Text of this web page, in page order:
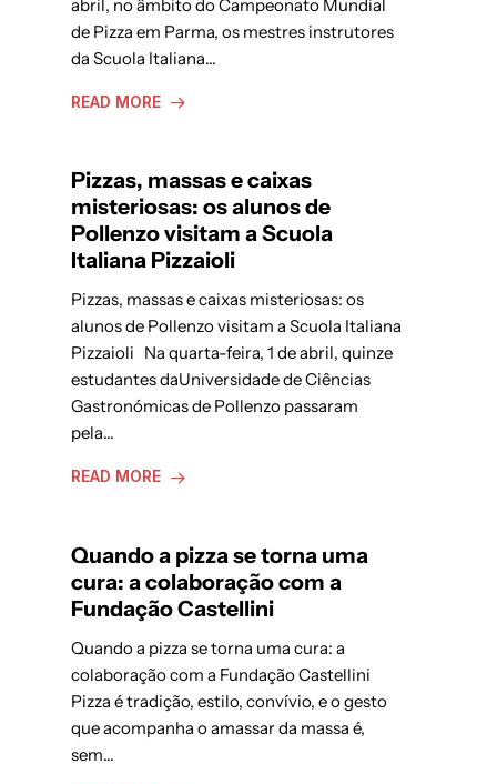
abril, no âmbito do Campeonato Mundial
de Pizza em Parma, os mestres instrutores
da Scuola Italiana…
READ MORE
Pizzas, massas e caixas
misteriosas: os alunos de
Pollenzo visitam a Scuola
Italiana Pizzaioli
Pizzas, massas e caixas misteriosas: os
alunos de Pollenzo visitam a Scuola Italiana
Pizzaioli Na quarta-feira, 1 de abril, quinze
estudantes daUniversidade de Ciências
Gastronómicas de Pollenzo passaram
pela…
READ MORE
Quando a pizza se torna uma
cura: a colaboração com a
Fundação Castellini
Quando a pizza se torna uma cura: a
colaboração com a Fundação Castellini
Pizza é tradição, estilo, convívio, e o gesto
que acompanha o amassar da massa é,
sem…